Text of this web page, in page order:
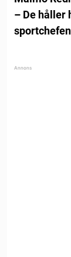
– De håller